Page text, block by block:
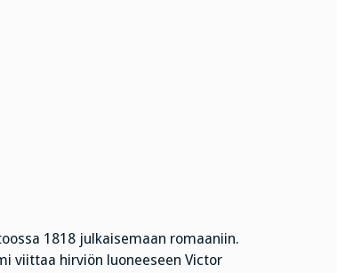
1818 julkaisemaan romaaniin.
viittaa hirviön luoneeseen Victor